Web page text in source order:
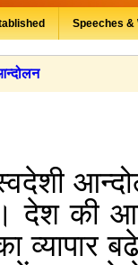
Speeches &
।देश की
व्यापार